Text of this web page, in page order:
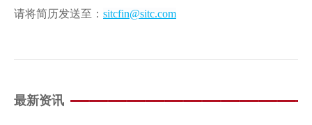
请将简历发送至： sitcfin@sitc.com
最新资讯